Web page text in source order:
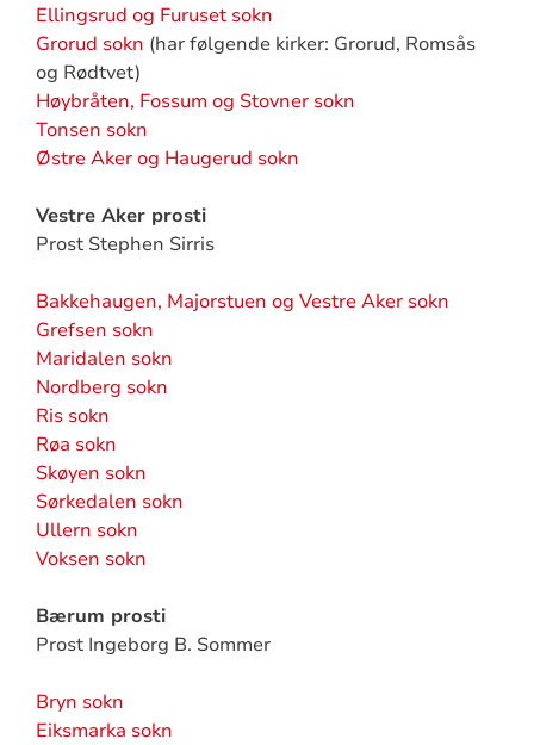
Ellingsrud og Furuset sokn
Grorud sokn (har følgende kirker: Grorud, Romsås
og Rødtvet)
Høybråten, Fossum og Stovner sokn
Tonsen sokn
Østre Aker og Haugerud sokn
Vestre Aker prosti
Prost Stephen Sirris
Bakkehaugen, Majorstuen og Vestre Aker sokn
Grefsen sokn
Maridalen sokn
Nordberg sokn
Ris sokn
Røa sokn
Skøyen sokn
Sørkedalen sokn
Ullern sokn
Voksen sokn
Bærum prosti
Prost Ingeborg B. Sommer
Bryn sokn
Eiksmarka sokn